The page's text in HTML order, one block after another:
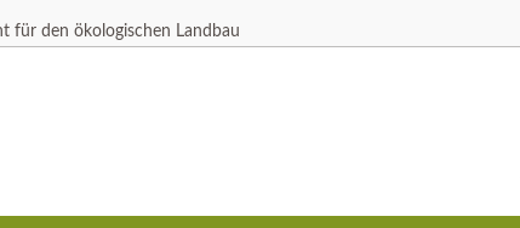
für den ökologischen Landbau